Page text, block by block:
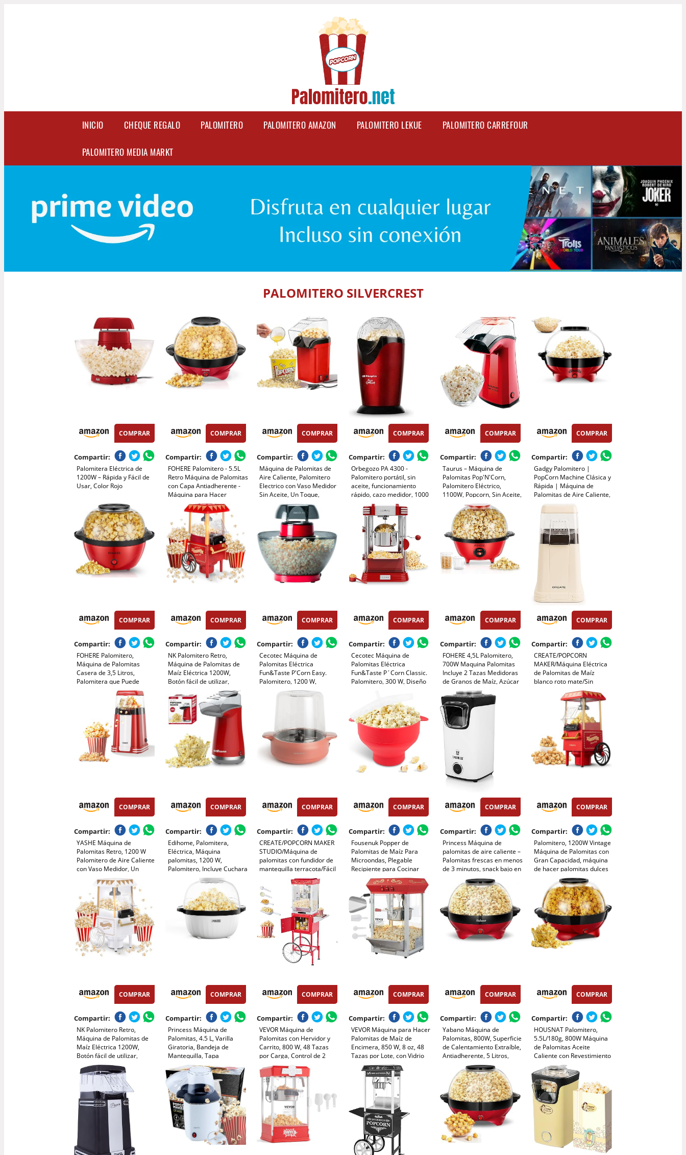
INICIO CHEQUE REGALO PALOMITERO PALOMITERO AMAZON PALOMITERO LEKUE PALOMITERO CARREFOUR
PALOMITERO MEDIA MARKT
PALOMITERO SILVERCREST
COMPRAR
Compartir:
Palomitera Eléctrica de
1200W – Rápida y Fácil de
Usar, Color Rojo
COMPRAR
Compartir:
FOHERE Palomitero - 5.5L
Retro Máquina de Palomitas
con Capa Antiadherente -
Máquina para Hacer
Palomitas de Maíz Fácil de
Usar - Silencioso y
Rápido(entre 4 min) (Rojo)
COMPRAR
Compartir:
Máquina de Palomitas de
Aire Caliente, Palomitero
Electrico con Vaso Medidor
Sin Aceite, Un Toque,
Palomitas en 3 MIN
Maquina Palomita Portátil
para Cine en Casa, Noches
de Película, Fiestas
COMPRAR
Compartir:
Orbegozo PA 4300 -
Palomitero portátil, sin
aceite, funcionamiento
rápido, cazo medidor, 1000
W, Rojo Metalizado
COMPRAR
Compartir:
Taurus – Máquina de
Palomitas Pop'N'Corn,
Palomitero Eléctrico,
1100W, Popcorn, Sin Aceite,
Aire Caliente, Listas en 3
Minutos, Tapa
Transparente Dosificadora,
Compacto, Portátil, Fácil
Limpieza, Rojo
COMPRAR
Compartir:
Gadgy Palomitero |
PopCorn Machine Clásica y
Rápida | Máquina de
Palomitas de Aire Caliente,
Sin Aceite ni Grasa | Incluye
Vaso Medidor y Tapa
Superior Abatible |
Acabado Rojo Retro
COMPRAR
Compartir:
FOHERE Palomitero,
Máquina de Palomitas
Casera de 3,5 Litros,
Palomitera que Puede
Agregar Azúcar y Aceite,
Agitación Automática, Olla
Antiadherente, Silenciosa y
Rápida, Adecuado Para Cine
en Casa
COMPRAR
Compartir:
NK Palomitero Retro,
Máquina de Palomitas de
Maíz Eléctrica 1200W,
Botón fácil de utilizar,
Preparación listas en 2
minutos, Aire Caliente,
Tamaño 0,3L, Portable,
Ideal para Casa
COMPRAR
Compartir:
Cecotec Máquina de
Palomitas Eléctrica
Fun&Taste P'Corn Easy.
Palomitero, 1200 W,
Sistema de Inyección de
Aire, Tazón Extraíble, Tapa
COMPRAR
Compartir:
Cecotec Máquina de
Palomitas Eléctrica
Fun&Taste P´Corn Classic.
Palomitero, 300 W, Diseño
Bandeja extraíble, Luz
Interior, Cuchara
dosificadora
COMPRAR
Compartir:
FOHERE 4,5L Palomitero,
700W Maquina Palomitas
Incluye 2 Tazas Medidoras
de Granos de Maíz, Azúcar
y Aceite, Agitación
Automática Electrico
Palomitera para las
Vacaciones y las Noches de
Cine, Rojo
COMPRAR
Compartir:
CREATE/POPCORN
MAKER/Máquina Eléctrica
de Palomitas de Maíz
blanco roto mate/Sin
aceites o grasas, Fácil de
limpiar, Palomitas en 3 min,
80g de maiz por tanda,
Sitema de seguridad,
COMPRAR
Compartir:
YASHE Máquina de
Palomitas Retro, 1200 W
Palomitero de Aire Caliente
con Vaso Medidor, Un
Toque, Sin Aceite, Perfecto
para Cine en Casa, Noches
de Película, Fiestas
COMPRAR
Compartir:
Edihome, Palomitera,
Eléctrica, Máquina
palomitas, 1200 W,
Palomitero, Incluye Cuchara
Dosificadora, Palomitas de
Maíz listas en 2 minutos,
Popcorn (Rojo)
COMPRAR
Compartir:
CREATE/POPCORN MAKER
STUDIO/Máquina de
palomitas con fundidor de
mantequilla terracota/Fácil
de usar, Hasta 100g de
maiz, Palomita en 5 min,
Palomitas dulces o saladas,
500W
COMPRAR
Compartir:
Fousenuk Popper de
Palomitas de Maíz Para
Microondas, Plegable
Recipiente para Cocinar
Palomitas con Tapa y Asa,
Tazón de Palomitas de Maíz
de Silicona, Palomitero Bowl
sin Aceite Para Cocina
COMPRAR
Compartir:
Princess Máquina de
palomitas de aire caliente –
Palomitas frescas en menos
de 3 minutos, snack bajo en
calorías sin aceite, uso
rápido y fácil, perfecta para
el hogar y fiestas infantiles
COMPRAR
Compartir:
Palomitero, 1200W Vintage
Máquina de Palomitas con
Gran Capacidad, máquina
de hacer palomitas dulces
Aire Caliente Sin Grasa
AceitaLibre de BPA, Rojo
COMPRAR
Compartir:
NK Palomitero Retro,
Máquina de Palomitas de
Maíz Eléctrica 1200W,
Botón fácil de utilizar,
Preparación listas en 2
minutos, Aire Caliente,
Tamaño 0,3L, Portable,
Ideal para Casa (Blanco)
COMPRAR
Compartir:
Princess Máquina de
Palomitas, 4.5 L, Varilla
Giratoria, Bandeja de
Mantequilla, Tapa
Transparente, Bol
Reversible, Fácil de Limpiar,
Diseño Compacto,
Antideslizante, 450 W,
292980
COMPRAR
Compartir:
VEVOR Máquina de
Palomitas con Hervidor y
Carrito, 800 W, 48 Tazas
por Carga, Control de 2
Botones, Pared de Vidrio,
Puerta de Policarbonato, 1
Cucharada y 3 Cucharas,
Tojo, para 6-8 Personas
COMPRAR
Compartir:
VEVOR Máquina para Hacer
Palomitas de Maíz de
Encimera, 850 W, 8 oz, 48
Tazas por Lote, con Vidrio
Templado, Incluye 4
Cucharas, Estilo Cine, Color
Rojo, Alto Rendimiento, 390
x 345 x 610 mm
COMPRAR
Compartir:
Yabano Máquina de
Palomitas, 800W, Superficie
de Calentamiento Extraíble,
Antiadherente, 5 Litros,
Tapa Grande para Servir y
Almacenamiento
Cómodo,sin BPA, Roja
COMPRAR
Compartir:
HOUSNAT Palomitero,
5.5L/180g, 800W Máquina
de Palomitas Aceite
Caliente con Revestimiento
Antiadherente y Plato de
Calentamiento Extraíble,
Silenciosa y Rápida, 2 Tazas
Medidoras